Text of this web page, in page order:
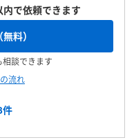
で依頼できます
料）
談できます
流れ
件